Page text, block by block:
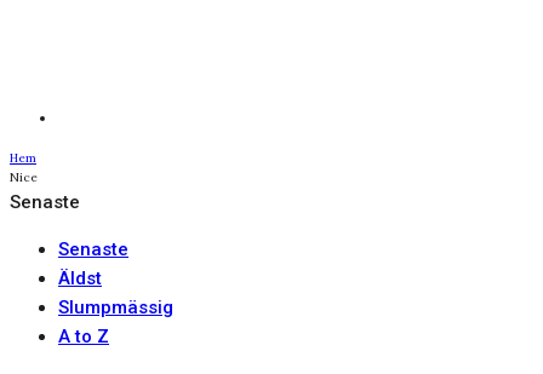
Hem
Nice
Senaste
Senaste
Äldst
Slumpmässig
A to Z